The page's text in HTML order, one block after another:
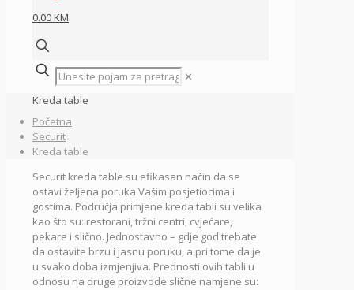
0.00 KM
✕
Kreda table
Početna
Securit
Kreda table
Securit kreda table su efikasan način da se
ostavi željena poruka Vašim posjetiocima i
gostima. Područja primjene kreda tabli su velika
kao što su: restorani, tržni centri, cvjećare,
pekare i slično. Jednostavno – gdje god trebate
da ostavite brzu i jasnu poruku, a pri tome da je
u svako doba izmjenjiva. Prednosti ovih tabli u
odnosu na druge proizvode slične namjene su: